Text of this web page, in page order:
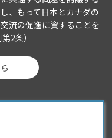
、もって日本とカナダの
流の促進に資することを
2条）